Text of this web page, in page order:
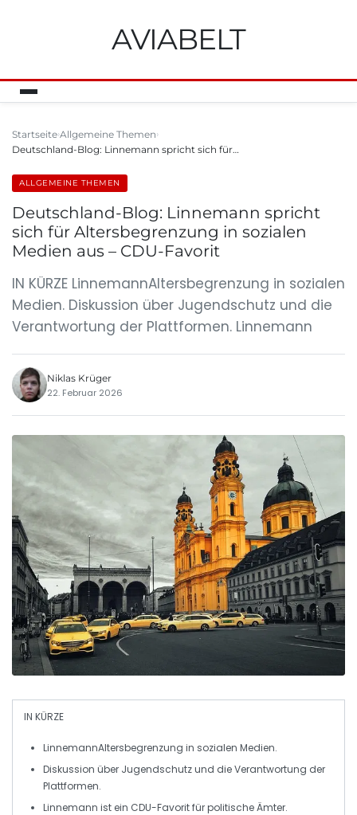
AVIABELT
Startseite Allgemeine Themen
Deutschland-Blog: Linnemann spricht sich für…
ALLGEMEINE THEMEN
Deutschland-Blog: Linnemann spricht
sich für Altersbegrenzung in sozialen
Medien aus – CDU-Favorit
IN KÜRZE LinnemannAltersbegrenzung in sozialen
Medien. Diskussion über Jugendschutz und die
Verantwortung der Plattformen. Linnemann
Niklas Krüger
22. Februar 2026
IN KÜRZE
LinnemannAltersbegrenzung in sozialen Medien.
Diskussion über Jugendschutzund die Verantwortung der
Plattformen.
Linnemann ist ein CDU-Favoritfür politische Ämter.